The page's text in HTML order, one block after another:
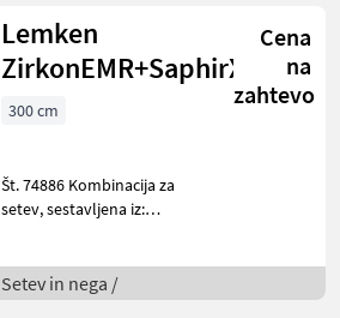
Lemken
ZirkonEMR+SaphirXMR
Cena
na
zahtevo
300 cm
Št. 74886 Kombinacija za
setev, sestavljena iz:
3, 0 m - z 12 rotorji - z
menjalnikom s
Setev in nega /